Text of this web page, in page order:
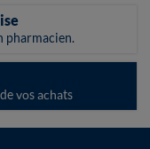
pharmacien.
vos achats